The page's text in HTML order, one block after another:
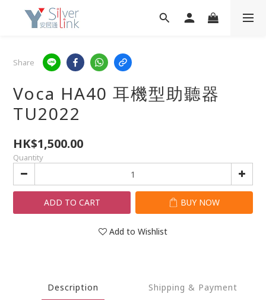
Share
Voca HA40 耳機型助聽器
TU2022
HK$1,500.00
Quantity
ADD TO CART BUY NOW
Add to Wishlist
Description Shipping & Payment